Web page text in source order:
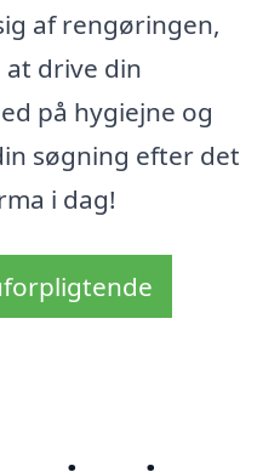
af rengøringen,
at drive din
på hygiejne og
søgning efter det
i dag!